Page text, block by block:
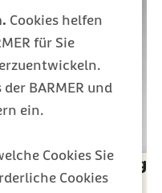
Cookies helfen
für Sie
BARMER und
ein.
Cookies Sie
Cookies
mit neuer Impfung